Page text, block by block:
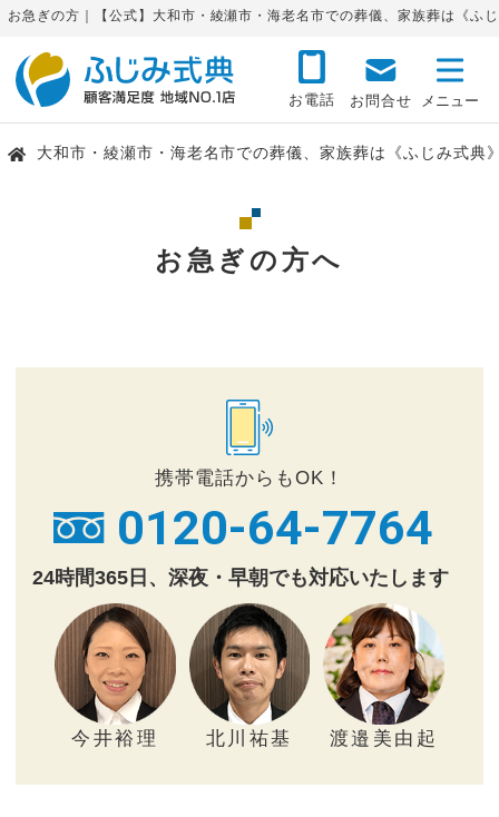
お急ぎの方｜【公式】大和市・綾瀬市・海老名市での葬儀、家族葬は《ふ
お電話 お問合せ
大和市・綾瀬市・海老名市での葬儀、家族葬は《ふじみ式典
お急ぎの方へ
携帯電話からもOK！
0120-64-7764
24時間365日、深夜・早朝でも対応いたします
今井裕理 北川祐基 渡邉美由起